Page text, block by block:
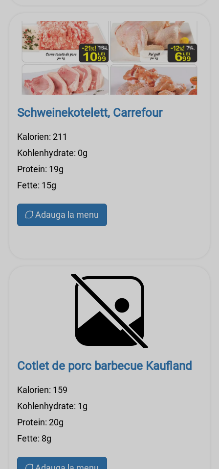
Schweinekotelett, Carrefour
Kalorien: 211
Kohlenhydrate: 0g
Protein: 19g
Fette: 15g
Adauga la menu
Cotlet de porc barbecue Kaufland
Kalorien: 159
Kohlenhydrate: 1g
Protein: 20g
Fette: 8g